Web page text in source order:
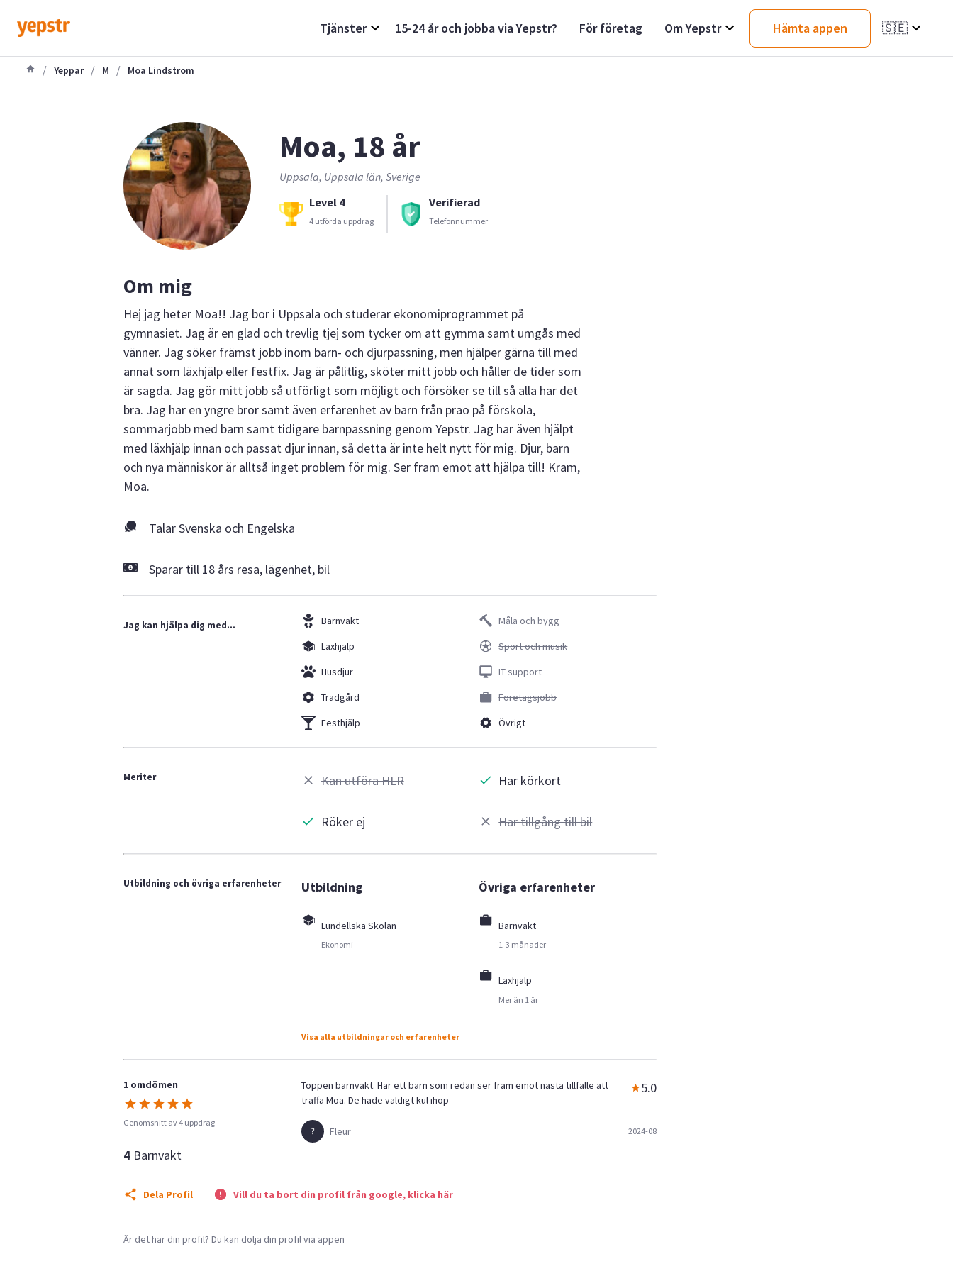
Tjänster 15-24 år och jobba via Yepstr? För företag Om Yepstr Hämta appen 🇸🇪
/ Yeppar / M / Moa Lindstrom
Moa, 18 år
Uppsala, Uppsala län, Sverige
Level 4
4 utförda uppdrag
Verifierad
Telefonnummer
Om mig
Hej jag heter Moa!! Jag bor i Uppsala och studerar ekonomiprogrammet på
gymnasiet. Jag är en glad och trevlig tjej som tycker om att gymma samt umgås med
vänner. Jag söker främst jobb inom barn- och djurpassning, men hjälper gärna till med
annat som läxhjälp eller festfix. Jag är pålitlig, sköter mitt jobb och håller de tider som
är sagda. Jag gör mitt jobb så utförligt som möjligt och försöker se till så alla har det
bra. Jag har en yngre bror samt även erfarenhet av barn från prao på förskola,
sommarjobb med barn samt tidigare barnpassning genom Yepstr. Jag har även hjälpt
med läxhjälp innan och passat djur innan, så detta är inte helt nytt för mig. Djur, barn
och nya människor är alltså inget problem för mig. Ser fram emot att hjälpa till! Kram,
Moa.
Talar Svenska och Engelska
Sparar till 18 års resa, lägenhet, bil
Jag kan hjälpa dig med...
Barnvakt
Läxhjälp
Husdjur
Trädgård
Festhjälp
Måla och bygg
Sport och musik
IT support
Företagsjobb
Övrigt
Meriter Kan utföra HLR
Röker ej
Har körkort
Har tillgång till bil
Utbildning och övriga erfarenheter Utbildning
Lundellska Skolan
Ekonomi
Övriga erfarenheter
Barnvakt
1-3 månader
Läxhjälp
Mer än 1 år
Visa alla utbildningar och erfarenheter
1 omdömen
Genomsnitt av 4 uppdrag
4 Barnvakt
Toppen barnvakt. Har ett barn som redan ser fram emot nästa tillfälle att
träffa Moa. De hade väldigt kul ihop
5.0
Fleur 2024-08
Dela Profil Vill du ta bort din profil från google, klicka här
Är det här din profil? Du kan dölja din profil via appen